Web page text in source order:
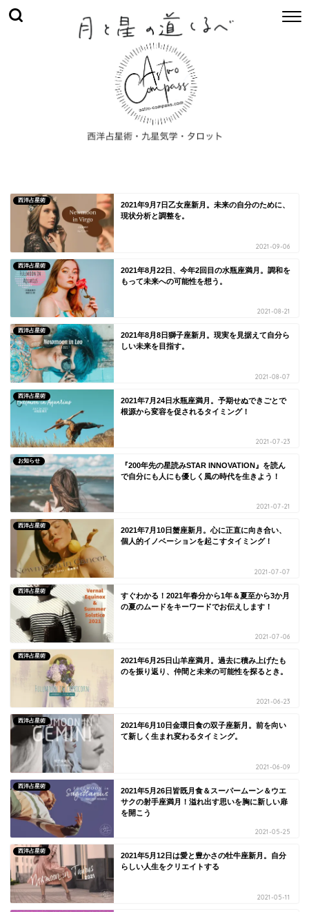
西洋占星術
2021年9月7日乙女座新月。未来の自分のために、
現状分析と調整を。
2021-09-06
西洋占星術
2021年8月22日、今年2回目の水瓶座満月。調和を
もって未来への可能性を想う。
2021-08-21
西洋占星術
2021年8月8日獅子座新月。現実を見据えて自分ら
しい未来を目指す。
2021-08-07
西洋占星術
2021年7月24日水瓶座満月。予期せぬできごとで
根源から変容を促されるタイミング！
2021-07-23
お知らせ
『200年先の星読みSTAR INNOVATION』を読ん
で自分にも人にも優しく風の時代を生きよう！
2021-07-21
西洋占星術
2021年7月10日蟹座新月。心に正直に向き合い、
個人的イノベーションを起こすタイミング！
2021-07-07
西洋占星術
すぐわかる！2021年春分から1年＆夏至から3か月
の夏のムードをキーワードでお伝えします！
2021-07-06
西洋占星術
2021年6月25日山羊座満月。過去に積み上げたも
のを振り返り、仲間と未来の可能性を探るとき。
2021-06-23
西洋占星術
2021年6月10日金環日食の双子座新月。前を向い
て新しく生まれ変わるタイミング。
2021-06-09
西洋占星術
2021年5月26日皆既月食＆スーパームーン＆ウエ
サクの射手座満月！溢れ出す思いを胸に新しい扉
を開こう
2021-05-25
西洋占星術
2021年5月12日は愛と豊かさの牡牛座新月。自分
らしい人生をクリエイトする
2021-05-11